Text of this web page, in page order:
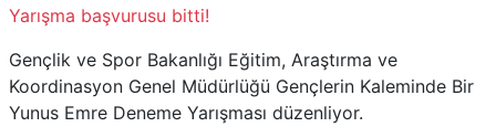
Yarışma başvurusu bitti!
Gençlik ve Spor Bakanlığı Eğitim, Araştırma ve
Koordinasyon Genel Müdürlüğü Gençlerin Kaleminde Bir
Yunus Emre Deneme Yarışması düzenliyor.